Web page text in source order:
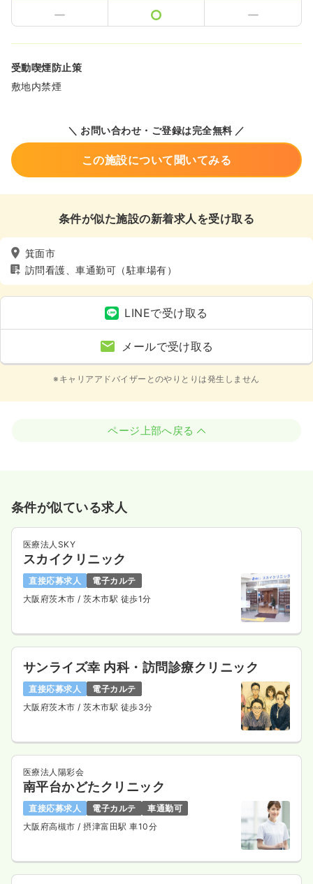
受動喫煙防止策
敷地内禁煙
＼ お問い合わせ・ご登録は完全無料 ／
この施設について聞いてみる
条件が似た施設の新着求人を受け取る
箕面市
訪問看護、車通勤可（駐車場有）
LINEで受け取る
メールで受け取る
※キャリアアドバイザーとのやりとりは発生しません
ページ上部へ戻る
条件が似ている求人
医療法人SKY
スカイクリニック
直接応募求人
電子カルテ
大阪府茨木市 / 茨木市駅 徒歩1分
サンライズ幸 内科・訪問診療クリニック
直接応募求人
電子カルテ
大阪府茨木市 / 茨木市駅 徒歩3分
医療法人陽彩会
南平台かどたクリニック
直接応募求人 電子カルテ
車通勤可
大阪府高槻市 / 摂津富田駅 車10分